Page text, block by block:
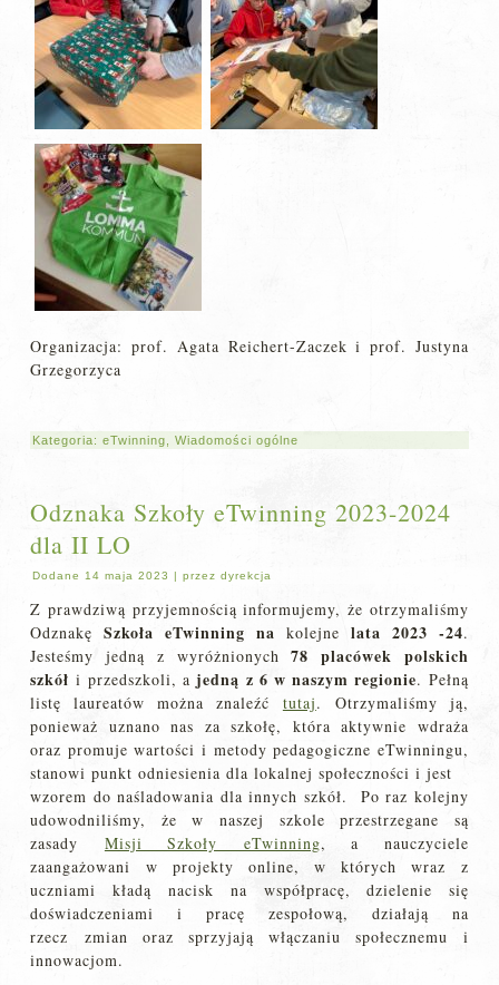
Organizacja: prof. Agata Reichert-Zaczek i prof. Justyna
Grzegorzyca
Kategoria:eTwinning ,Wiadomości ogólne
Odznaka Szkoły eTwinning 2023-2024
dla II LO
Dodane 14 maja 2023 |przez dyrekcja
Z prawdziwą przyjemnością informujemy, że otrzymaliśmy
Odznakę Szkoła eTwinning na kolejne lata 2023 -24.
Jesteśmy jedną z wyróżnionych78 placówek polskich
szkół i przedszkoli, a jedną z 6 w naszym regionie. Pełną
listę laureatów można znaleźć tutaj. Otrzymaliśmy ją,
ponieważ uznano nas za szkołę, która aktywnie wdraża
oraz promuje wartości i metody pedagogiczne eTwinningu,
stanowi punkt odniesienia dla lokalnej społeczności i jest
wzorem do naśladowania dla innych szkół. Po raz kolejny
udowodniliśmy, że w naszej szkole przestrzegane są
zasady Misji Szkoły eTwinning, a nauczyciele
zaangażowani w projekty online, w których wraz z
uczniami kładą nacisk na współpracę, dzielenie się
doświadczeniami i pracę zespołową, działają na
rzecz zmian oraz sprzyjają włączaniu społecznemu i
innowacjom.